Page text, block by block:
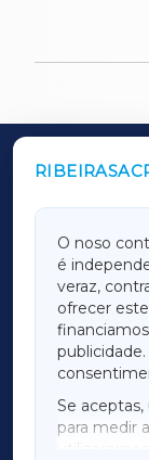
O noso
é
veraz,
ofrecer
Se
para medir
utilizaremos
OUTROS